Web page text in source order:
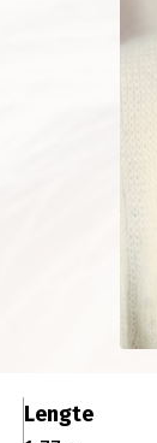
Lengte